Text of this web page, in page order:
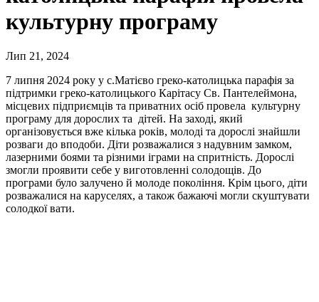
культурну програму
Лип 21, 2024
7 липня 2024 року у с.Матієво греко-католицька парафія за
підтримки греко-католицького Карітасу Св. Пантелеймона,
місцевих підприємців та приватних осіб провела культурну
програму для дорослих та дітей. На заході, який
організовується вже кілька років, молоді та дорослі знайшли
розваги до вподоби. Діти розважалися з надувним замком,
лазерними боями та різними іграми на спритність. Дорослі
змогли проявити себе у виготовленні солодощів. До
програми було залучено й молоде покоління. Крім цього, діти
розважалися на каруселях, а також бажаючі могли скуштувати
солодкої вати.